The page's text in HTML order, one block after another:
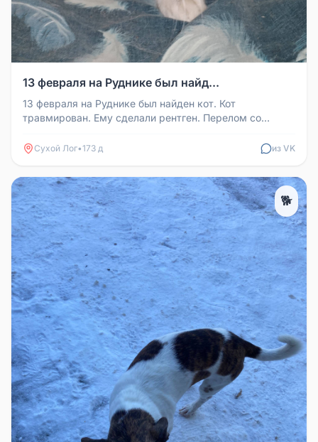
13 февраля на Руднике был найд...
13 февраля на Руднике был найден кот. Кот
травмирован. Ему сделали рентген. Перелом со
Сухой Лог•173 д из VK
🐕